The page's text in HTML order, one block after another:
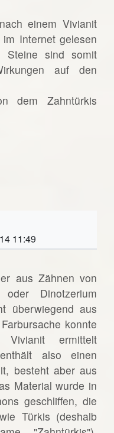
einem Vivianit
Internet gelesen
Steine sind somit
auf den
dem Zahntürkis
11:49
aus Zähnen von
Dinotzerium
überwiegend aus
konnte
Vivianit ermittelt
also einen
besteht aber aus
Material wurde in
geschliffen, die
Türkis (deshalb